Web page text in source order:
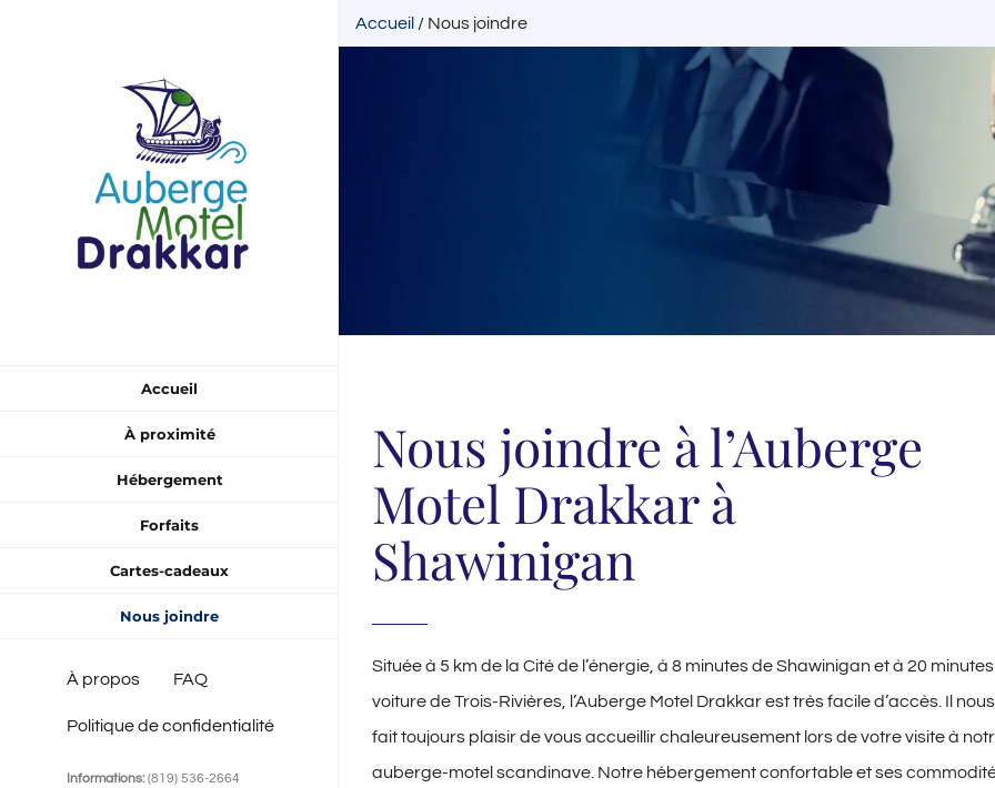
Accueil
À proximité
Hébergement
Forfaits
Cartes-cadeaux
Nous joindre
À propos FAQ
Politique de confidentialité
Informations:(819) 536-2664
Accueil / Nous joindre
Nous joindre à l’Auberge
Motel Drakkar à
Shawinigan
Située à 5 km de la Cité de l’énergie, à 8 minutes de Shawinigan et à 20 minutes
voiture de Trois-Rivières, l’Auberge Motel Drakkar est très facile d’accès. Il nous
fait toujours plaisir de vous accueillir chaleureusement lors de votre visite à
auberge-motel scandinave. Notre hébergement confortableet ses